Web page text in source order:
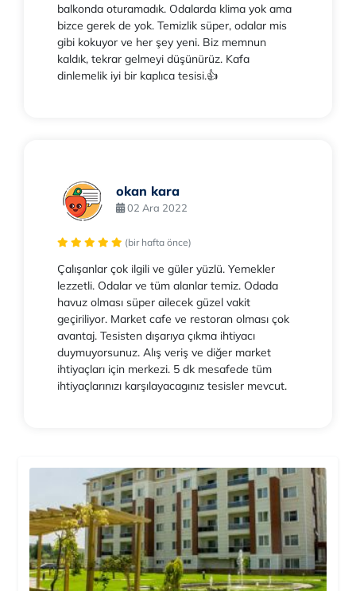
balkonda oturamadık. Odalarda klima yok ama
bizce gerek de yok. Temizlik süper, odalar mis
gibi kokuyor ve her şey yeni. Biz memnun
kaldık, tekrar gelmeyi düşünürüz. Kafa
dinlemelik iyi bir kaplıca tesisi.👍
okan kara
02 Ara 2022
(bir hafta önce)
Çalışanlar çok ilgili ve güler yüzlü. Yemekler
lezzetli. Odalar ve tüm alanlar temiz. Odada
havuz olması süper ailecek güzel vakit
geçiriliyor. Market cafe ve restoran olması çok
avantaj. Tesisten dışarıya çıkma ihtiyacı
duymuyorsunuz. Alış veriş ve diğer market
ihtiyaçları için merkezi. 5 dk mesafede tüm
ihtiyaçlarınızı karşılayacagınız tesisler mevcut.